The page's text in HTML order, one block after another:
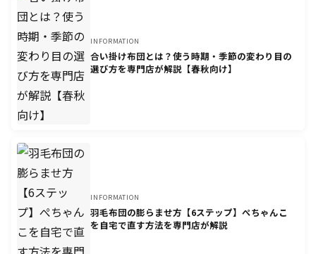
INFORMATION
合い掛け布団とは？使う時期・季節の変わり目の
選び方を専門店が解説【春秋向け】
INFORMATION
羽毛布団の膨らませ方【6ステップ】ぺちゃんこ
を自宅で直す方法を専門店が解説